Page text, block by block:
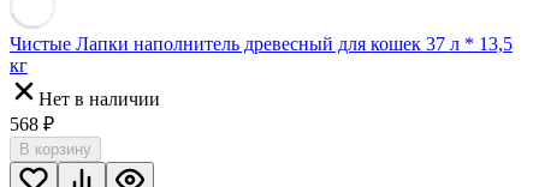
Чистые Лапки наполнитель древесный для кошек 37 л * 13,5
кг
Нет в наличии
568 ₽
В корзину